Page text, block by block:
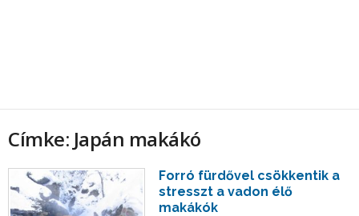
Címke: Japán makákó
Forró fürdővel csökkentik a
stresszt a vadon élő
makákók